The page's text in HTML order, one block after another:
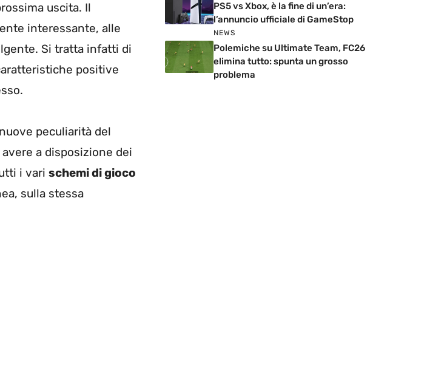
uscita. Il
interessante, alle
Si tratta infatti di
positive
peculiarità del
a disposizione dei
i vari schemi di gioco
sulla stessa
PS5 vs Xbox, è la fine di un’era:
l’annuncio ufficiale di GameStop
NEWS
Polemiche su Ultimate Team, FC26
elimina tutto: spunta un grosso
problema